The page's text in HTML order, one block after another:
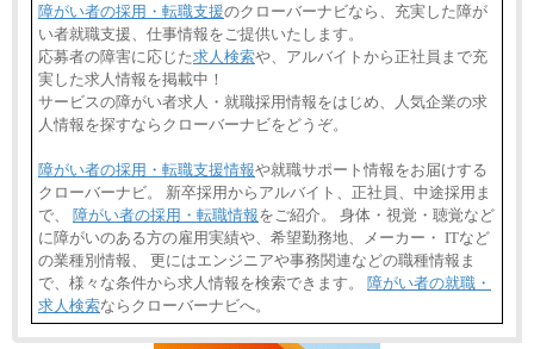
障がい者の採用・転職支援のクローバーナビなら、充実した障が
い者就職支援、仕事情報をご提供いたします。
応募者の障害に応じた求人検索や、アルバイトから正社員まで充
実した求人情報を掲載中！
サービスの障がい者求人・就職採用情報をはじめ、人気企業の求
人情報を探すならクローバーナビをどうぞ。
障がい者の採用・転職支援情報や就職サポート情報をお届けする
クローバーナビ。 新卒採用からアルバイト、正社員、中途採用ま
で、 障がい者の採用・転職情報をご紹介。 身体・視覚・聴覚など
に障がいのある方の雇用実績や、希望勤務地、メーカー・ ITなど
の業種別情報、 更にはエンジニアや事務関連などの職種情報ま
で、様々な条件から求人情報を検索できます。 障がい者の就職・
求人検索ならクローバーナビへ。